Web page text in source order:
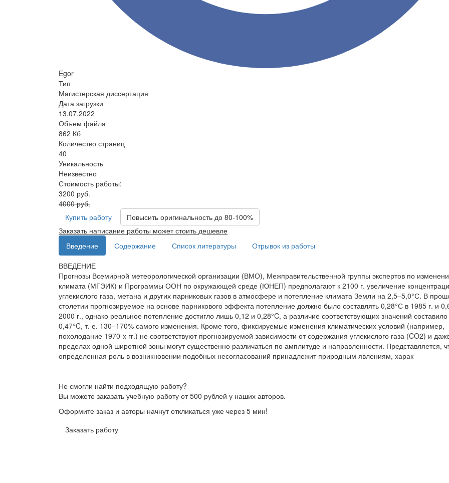
Egor
Тип
Магистерская диссертация
Дата загрузки
13.07.2022
Объем файла
862 Кб
Количество страниц
40
Уникальность
Неизвестно
Стоимость работы:
3200 руб.
4000 руб.
Купить работу
Повысить оригинальность до 80-100%
Заказать написание работы может стоить дешевле
Введение
Содержание Список литературы
Отрывок из работы
ВВЕДЕНИЕ
Прогнозы Всемирной метеорологической организации (ВМО), Межправительственной группы экспертов по
климата (МГЭИК) и Программы ООН по окружающей среде (ЮНЕП) предполагают к 2100 г. увеличение
углекислого газа, метана и других парниковых газов в атмосфере и потепление климата Земли на 2,5–5,0°С. В
столетии прогнозируемое на основе парникового эффекта потепление должно было составлять 0,28°С в 1985 г. и
2000 г., однако реальное потепление достигло лишь 0,12 и 0,28°C, а различие соответствующих значений
0,47°C, т. е. 130–170% самого изменения. Кроме того, фиксируемые изменения климатических условий (например,
похолодание 1970-х гг.) не соответствуют прогнозируемой зависимости от содержания углекислого газа (CO2) и
пределах одной широтной зоны могут существенно различаться по амплитуде и направленности. Представляется,
определенная роль в возникновении подобных несогласований принадлежит природным явлениям, харак
Не смогли найти подходящую работу?
Вы можете заказать учебную работу от 500 рублей у наших авторов.
Оформите заказ и авторы начнут откликаться уже через 5 мин!
Заказать работу